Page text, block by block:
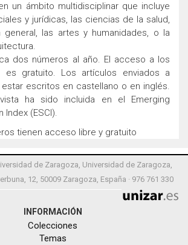
un ámbito multidisciplinar que incluye
y jurídicas, las ciencias de la salud,
general, las artes y humanidades, o la
dos números al año. El acceso a los
es gratuito. Los artículos enviados a
estar escritos en castellano o en inglés.
ha sido incluida en el Emerging
Index (ESCI).
tienen acceso libre y gratuito
de Zaragoza, Universidad de Zaragoza,
12, 50009 Zaragoza, España · 976 761 330
INFORMACIÓN
Colecciones
Temas